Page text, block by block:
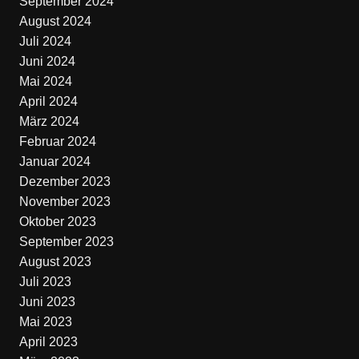
August 2024
Juli 2024
Juni 2024
Mai 2024
April 2024
März 2024
Februar 2024
Januar 2024
Dezember 2023
November 2023
Oktober 2023
September 2023
August 2023
Juli 2023
Juni 2023
Mai 2023
April 2023